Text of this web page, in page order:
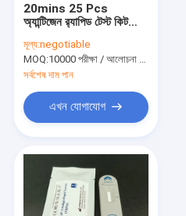
20mins 25 Pcs
অ্যান্টিজেন র‌্যাপিড টেস্ট কিট
সার্টিফাইড
মূল্য:negotiable
MOQ:10000 পরীক্ষা / আলোচনা সাপেক্ষে
সর্বশেষ দাম পান
এখন যোগাযোগ